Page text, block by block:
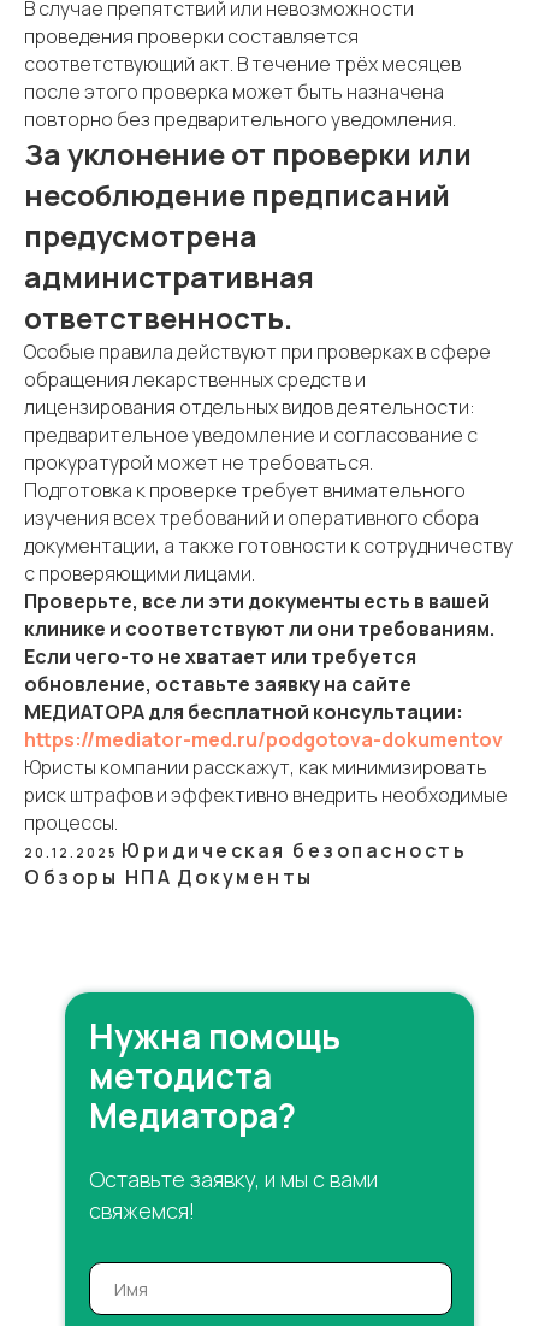
В случае препятствий или невозможности
проведения проверки составляется
соответствующий акт. В течение трёх месяцев
после этого проверка может быть назначена
повторно без предварительного уведомления.
За уклонение от проверки или
несоблюдение предписаний
предусмотрена
административная
ответственность.
Особые правила действуют при проверках в сфере
обращения лекарственных средств и
лицензирования отдельных видов деятельности:
предварительное уведомление и согласование с
прокуратурой может не требоваться.
Подготовка к проверке требует внимательного
изучения всех требований и оперативного сбора
документации, а также готовности к сотрудничеству
с проверяющими лицами.
Проверьте, все ли эти документы есть в вашей
клинике и соответствуют ли они требованиям.
Если чего-то не хватает или требуется
обновление, оставьте заявку на сайте
МЕДИАТОРА для бесплатной консультации:
https://mediator-med.ru/podgotova-dokumentov
Юристы компании расскажут, как минимизировать
риск штрафов и эффективно внедрить необходимые
процессы.
20.12.2025 Юридическая безопасность
Обзоры НПА Документы
Нужна помощь
методиста
Медиатора?
Оставьте заявку, и мы с вами
свяжемся!